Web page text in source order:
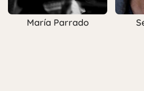
María Parrado